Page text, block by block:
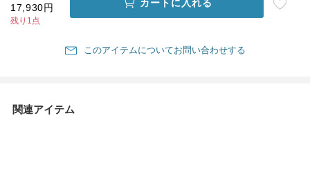
17,930円
残り1点
カートに入れる
このアイテムについてお問い合わせする
関連アイテム